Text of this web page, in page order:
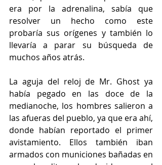
era por la adrenalina, sabía que
resolver un hecho como este
probaría sus orígenes y también lo
llevaría a parar su búsqueda de
muchos años atrás.
La aguja del reloj de Mr. Ghost ya
había pegado en las doce de la
medianoche, los hombres salieron a
las afueras del pueblo, ya que era ahí,
donde habían reportado el primer
avistamiento. Ellos también iban
armados con municiones bañadas en